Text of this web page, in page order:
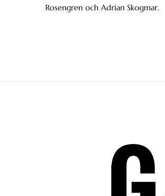
Rosengren och Adrian Skogmar.